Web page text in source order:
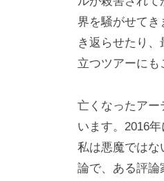
界を騒がせてき
き返らせたり
立つツアーにも
亡くなったアー
います。2016
私は悪魔ではな
論で、ある評論